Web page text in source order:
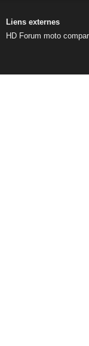
Liens externes
HD Forum moto